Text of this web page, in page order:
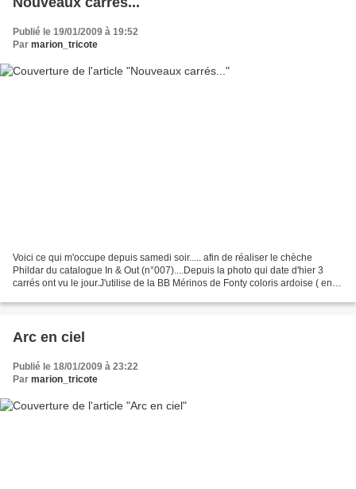
Publié le 19/01/2009 à 19:52
Par marion_tricote
Voici ce qui m'occupe depuis samedi soir..... afin de réaliser le chèche
Phildar du catalogue In & Out (n°007)....Depuis la photo qui date d'hier 3
carrés ont vu le jour.J'utilise de la BB Mérinos de Fonty coloris ardoise ( en
Arc en ciel
Publié le 18/01/2009 à 23:22
Par marion_tricote